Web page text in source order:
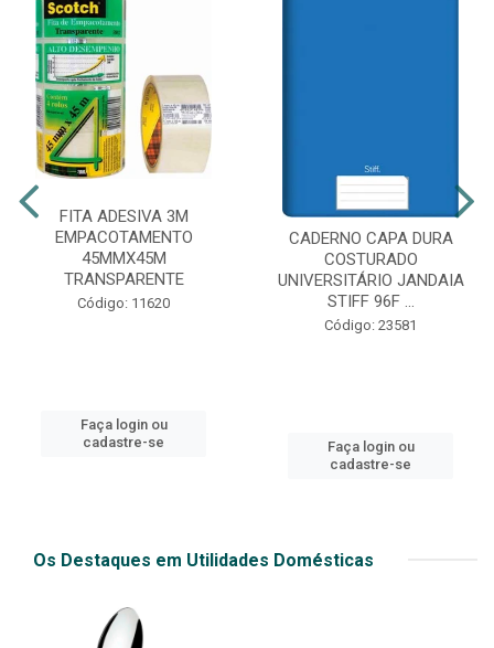
FITA ADESIVA 3M
EMPACOTAMENTO
45MMX45M
TRANSPARENTE
Código: 11620
Faça login ou
cadastre-se
CADERNO CAPA DURA
COSTURADO
UNIVERSITÁRIO JANDAIA
STIFF 96F ...
Código: 23581
Faça login ou
cadastre-se
Os Destaques em Utilidades Domésticas